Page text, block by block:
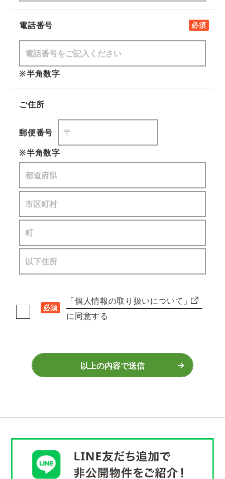
電話番号 必須
※半角数字
ご住所
郵便番号
※半角数字
必須
「個人情報の取り扱いについて」
に同意する
以上の内容で送信